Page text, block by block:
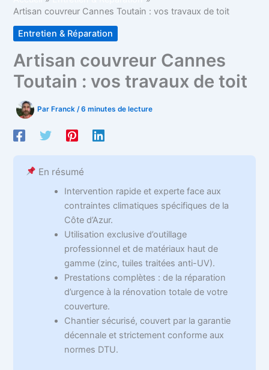
Artisan couvreur Cannes Toutain : vos travaux de toit
Entretien & Réparation
Artisan couvreur Cannes
Toutain : vos travaux de toit
Par Franck/6 minutes de lecture
En résumé
Intervention rapide et experte face aux
contraintes climatiques spécifiques de la
Côte d’Azur.
Utilisation exclusive d’outillage
professionnel et de matériaux haut de
gamme (zinc, tuiles traitées anti-UV).
Prestations complètes : de la réparation
d’urgence à la rénovation totale de votre
couverture.
Chantier sécurisé, couvert par la garantie
décennale et strictement conforme aux
normes DTU.